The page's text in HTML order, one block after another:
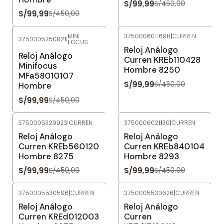
S/99,99S/450,00
S/99,99S/450,00
-78%OFF
3750005250821|MINI
FOCUS
Reloj Análogo
Minifocus
MFa58010107
Hombre
S/99,99S/450,00
3750006011698|CURREN
Reloj Análogo
Curren KREb110428
Hombre 8250
S/99,99S/450,00
3750005329923|CURREN
Reloj Análogo
Curren KREb560120
Hombre 8275
S/99,99S/450,00
3750006021130|CURREN
Reloj Análogo
Curren KREb840104
Hombre 8293
S/99,99S/450,00
3750005530596|CURREN
Reloj Análogo
Curren KREd012003
3750005530626|CURREN
Reloj Análogo
Curren